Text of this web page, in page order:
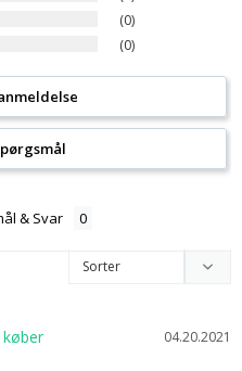
0
0
& Svar
04.20.2021